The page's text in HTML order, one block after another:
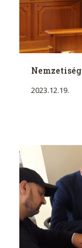
2023.12.19.